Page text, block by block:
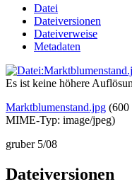
Datei
Dateiversionen
Dateiverweise
Metadaten
Es ist keine höhere
Marktblumenstand.jpg (600
MIME-Typ: image/jpeg)
gruber 5/08
Dateiversionen